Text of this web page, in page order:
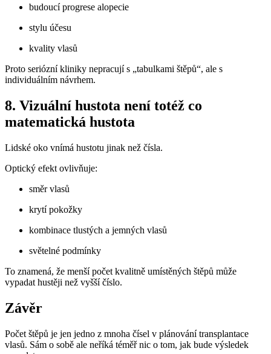
budoucí progrese alopecie
stylu účesu
kvality vlasů
Proto seriózní kliniky nepracují s „tabulkami štěpů“, ale s
individuálním návrhem.
8. Vizuální hustota není totéž co
matematická hustota
Lidské oko vnímá hustotu jinak než čísla.
Optický efekt ovlivňuje:
směr vlasů
krytí pokožky
kombinace tlustých a jemných vlasů
světelné podmínky
To znamená, že menší počet kvalitně umístěných štěpů může
vypadat hustěji než vyšší číslo.
Závěr
Počet štěpů je jen jedno z mnoha čísel v plánování transplantace
vlasů. Sám o sobě ale neříká téměř nic o tom, jak bude výsledek